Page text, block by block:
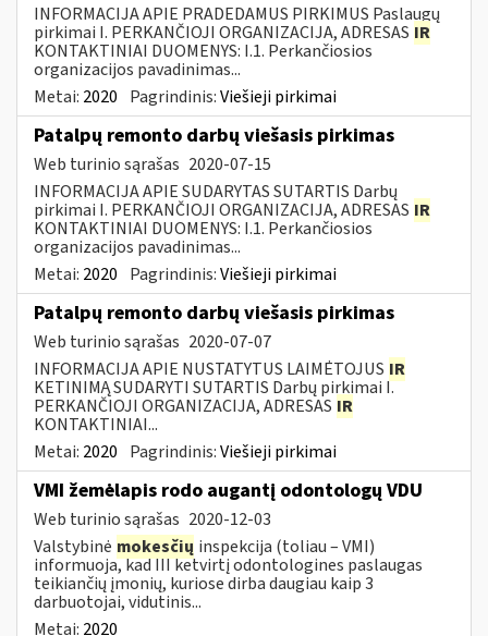
INFORMACIJA APIE PRADEDAMUS PIRKIMUS Paslaugų
pirkimai I. PERKANČIOJI ORGANIZACIJA, ADRESAS IR
KONTAKTINIAI DUOMENYS: I.1. Perkančiosios
organizacijos pavadinimas...
Metai: 2020 Pagrindinis:Viešieji pirkimai
Patalpų remonto darbų viešasis pirkimas
Web turinio sąrašas 2020-07-15
INFORMACIJA APIE SUDARYTAS SUTARTIS Darbų
pirkimai I. PERKANČIOJI ORGANIZACIJA, ADRESAS IR
KONTAKTINIAI DUOMENYS: I.1. Perkančiosios
organizacijos pavadinimas...
Metai: 2020 Pagrindinis:Viešieji pirkimai
Patalpų remonto darbų viešasis pirkimas
Web turinio sąrašas 2020-07-07
INFORMACIJA APIE NUSTATYTUS LAIMĖTOJUS IR
KETINIMĄ SUDARYTI SUTARTIS Darbų pirkimai I.
PERKANČIOJI ORGANIZACIJA, ADRESAS IR
KONTAKTINIAI...
Metai: 2020 Pagrindinis:Viešieji pirkimai
VMI žemėlapis rodo augantį odontologų VDU
Web turinio sąrašas 2020-12-03
Valstybinė mokesčių inspekcija (toliau – VMI)
informuoja, kad III ketvirtį odontologines paslaugas
teikiančių įmonių, kuriose dirba daugiau kaip 3
darbuotojai, vidutinis...
Metai: 2020